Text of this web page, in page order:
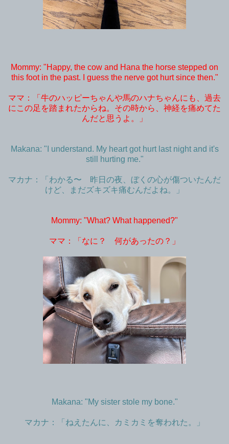
Mommy: "Happy, the cow and Hana the horse stepped on
this foot in the past. I guess the nerve got hurt since then."
ママ：「牛のハッピーちゃんや馬のハナちゃんにも、過去
にこの足を踏まれたからね。その時から、神経を痛めてた
んだと思うよ。」
Makana: "I understand. My heart got hurt last night and it's
still hurting me."
マカナ：「わかる〜 昨日の夜、ぼくの心が傷ついたんだ
けど、まだズキズキ痛むんだよね。」
Mommy: "What? What happened?"
ママ：「なに？ 何があったの？」
Makana: "My sister stole my bone."
マカナ：「ねえたんに、カミカミを奪われた。」